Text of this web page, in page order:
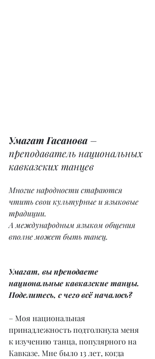
Умагат Гасанова –
преподаватель национальных
кавказских танцев
Многие народности стараются
чтить свои культурные и языковые
традиции.
А международным языком общения
вполне может быть танец.
Умагат, вы преподаете
национальные кавказские танцы.
Поделитесь, с чего всё началось?
– Моя национальная
принадлежность подтолкнула меня
к изучению танца, популярного на
Кавказе. Мне было 13 лет, когда